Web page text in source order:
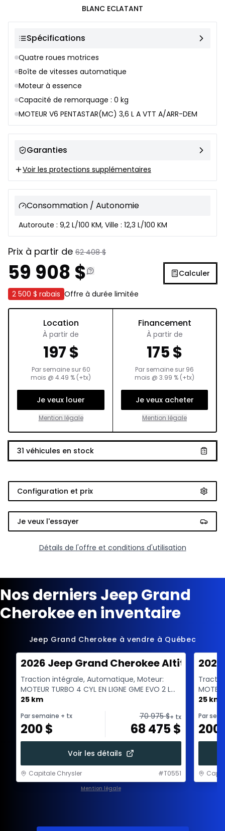
BLANC ECLATANT
Spécifications
Quatre roues motrices
Boîte de vitesses automatique
Moteur à essence
Capacité de remorquage : 0 kg
MOTEUR V6 PENTASTAR(MC) 3,6 L A VTT A/ARR-DEM
Garanties
Voir les protections supplémentaires
Consommation / Autonomie
Autoroute : 9,2 L/100 KM, Ville : 12,3 L/100 KM
Prix à partir de 62 408$
59 908 $ Calculer
2 500 $ rabais Offre à durée limitée
Location
À partir de
197$
Par semaine sur 60
mois @ 4.49 % (+tx)
Je veux louer
Mention légale
Financement
À partir de
175$
Par semaine sur 96
mois @ 3.99 % (+tx)
Je veux acheter
Mention légale
31 véhicules en stock
Configuration et prix
Je veux l'essayer
Détails de l'offre et conditions d'utilisation
Nos derniers Jeep Grand
Cherokee en inventaire
Jeep Grand Cherokee à vendre à Québec
2026 Jeep Grand Cherokee Altitude
Traction intégrale, Automatique, Moteur:
MOTEUR TURBO 4 CYL EN LIGNE GME EVO 2 L
A/ARR-DEM - 4 Cyl. ...
25 km
Par semaine + tx
200$
70 975$+ tx
68 475$
Voir les détails
Capitale Chrysler #T0551
Mention légale
A/
25 km
Par
200